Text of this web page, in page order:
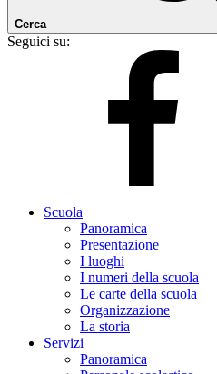
Cerca
Seguici su:
Scuola
Panoramica
Presentazione
I luoghi
I numeri della scuola
Le carte della scuola
Organizzazione
La storia
Servizi
Panoramica